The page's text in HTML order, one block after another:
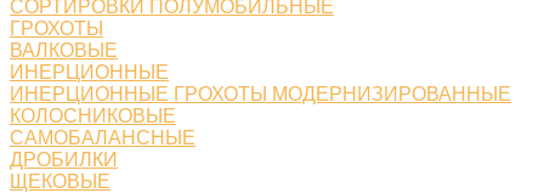
СОРТИРОВКИ ПОЛУМОБИЛЬНЫЕ
ГРОХОТЫ
ВАЛКОВЫЕ
ИНЕРЦИОННЫЕ
ИНЕРЦИОННЫЕ ГРОХОТЫ МОДЕРНИЗИРОВАННЫЕ
КОЛОСНИКОВЫЕ
САМОБАЛАНСНЫЕ
ДРОБИЛКИ
ЩЕКОВЫЕ